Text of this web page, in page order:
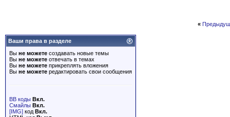
«
Ваши права в разделе
Вы не можете создавать новые темы
Вы не можете отвечать в темах
Вы не можете прикреплять вложения
Вы не можете редактировать свои сообщения
BB коды Вкл.
Смайлы Вкл.
[IMG] код Вкл.